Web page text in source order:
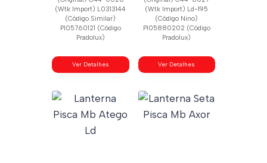
(Wtk Import) L0313144
(Código Similar)
Pl05760121 (Código
Pradolux)
Ver Detalhes
(Wtk Import) Ld-195
(Código Nino)
Pl05880202 (Código
Pradolux)
Ver Detalhes